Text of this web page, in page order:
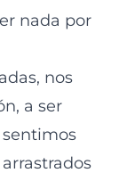
nada por
nos
a ser
sentimos